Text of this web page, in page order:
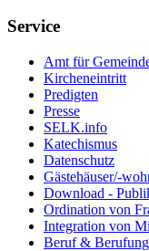
Service
Amt für
Kircheneintritt
Predigten
Presse
SELK.info
Katechismus
Datenschutz
Gästehäuser/-
Download -
Ordination von
Integration von
Beruf & Berufung